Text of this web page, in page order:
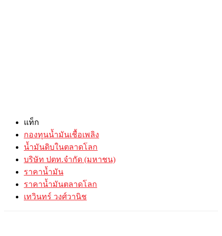
แท็ก
กองทุนน้ำมันเชื้อเพลิง
น้ำมันดิบในตลาดโลก
บริษัท ปตท.จำกัด (มหาชน)
ราคาน้ำมัน
ราคาน้ำมันตลาดโลก
เทวินทร์ วงศ์วานิช